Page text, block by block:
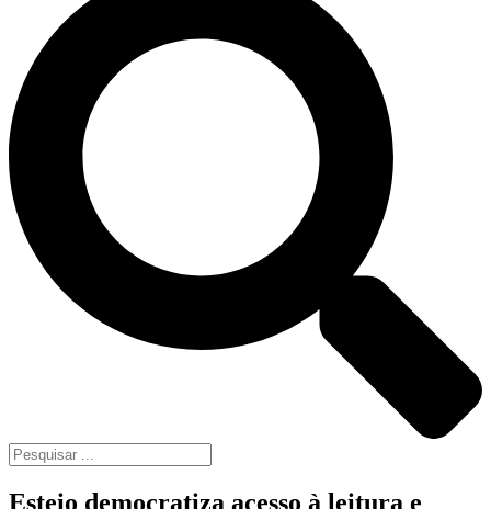
Esteio democratiza acesso à leitura e